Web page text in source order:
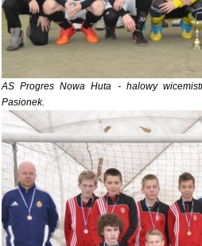
AS Progres Nowa Huta - halowy
Pasionek.